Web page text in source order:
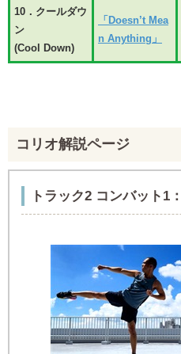
10．クールダウ
ン
(Cool Down)
「Doesn’t Mea
n Anything」
コリオ解説ページ
トラック2 コンバット1：